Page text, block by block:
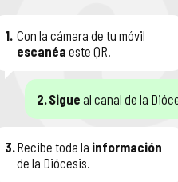
1. Con la cámara de tu móvil
escanéa este QR.
2.Sigue al canal de la
3.Recibe toda la información
de la Diócesis.